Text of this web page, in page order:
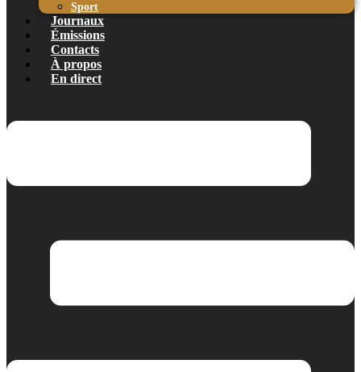
Sport
Journaux
Émissions
Contacts
À propos
En direct